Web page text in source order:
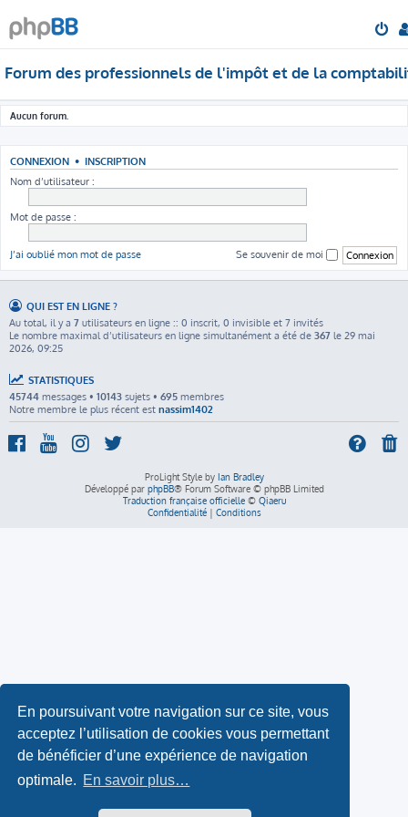
En poursuivant votre navigation sur ce site, vous
acceptez l’utilisation de cookies vous permettant
de bénéficier d’une expérience de navigation
optimale. En savoir plus…
Forum des professionnels de l'impôt et de la
Aucun forum.
CONNEXION • INSCRIPTION
Nom d’utilisateur :
Mot de passe :
J’ai oublié mon mot de passe Se souvenir de moi
QUI EST EN LIGNE ?
Au total, il y a 7 utilisateurs en ligne :: 0 inscrit, 0 invisible et 7 invités
Le nombre maximal d’utilisateurs en ligne simultanément a été de 367 le 29 mai
2026, 09:25
STATISTIQUES
45744 messages • 10143 sujets • 695 membres
Notre membre le plus récent est nassim1402
ProLight Style by Ian Bradley
Développé par phpBB® Forum Software © phpBB Limited
Traduction française officielle© Qiaeru
Confidentialité| Conditions